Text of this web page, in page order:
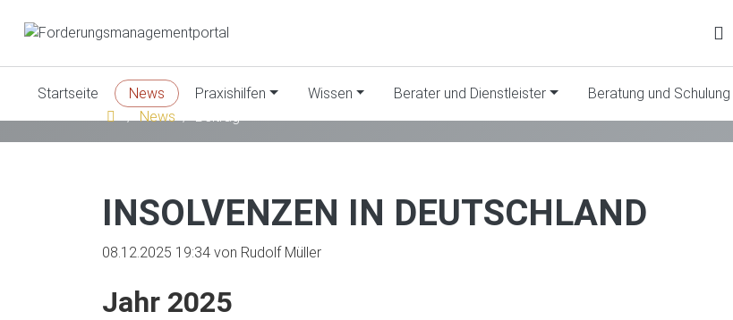
Startseite News Praxishilfen Wissen Berater und Dienstleister Beratung und Schulung
News
Beitrag
INSOLVENZEN IN DEUTSCHLAND
08.12.2025 19:34 von Rudolf Müller
Jahr 2025